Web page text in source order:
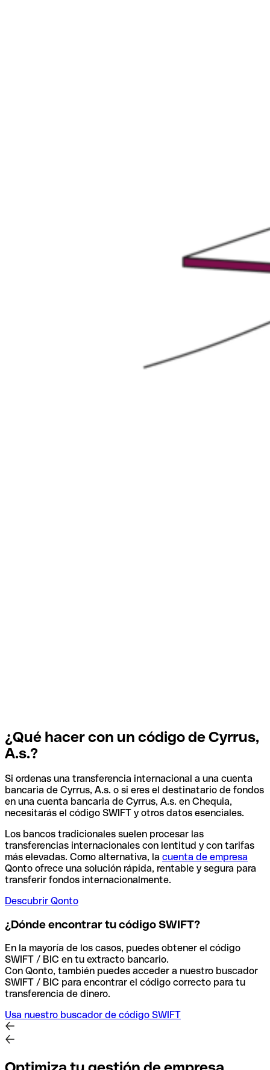
¿Qué hacer con un código de Cyrrus,
A.s.?
Si ordenas una transferencia internacional a una cuenta
bancaria de Cyrrus, A.s. o si eres el destinatario de fondos
en una cuenta bancaria de Cyrrus, A.s. en Chequia,
necesitarás el código SWIFT y otros datos esenciales.
Los bancos tradicionales suelen procesar las
transferencias internacionales con lentitud y con tarifas
más elevadas. Como alternativa, la cuenta de empresa
Qonto ofrece una solución rápida, rentable y segura para
transferir fondos internacionalmente.
Descubrir Qonto
¿Dónde encontrar tu código SWIFT?
En la mayoría de los casos, puedes obtener el código
SWIFT / BIC en tu extracto bancario.
Con Qonto, también puedes acceder a nuestro buscador
SWIFT / BIC para encontrar el código correcto para tu
transferencia de dinero.
Usa nuestro buscador de código SWIFT